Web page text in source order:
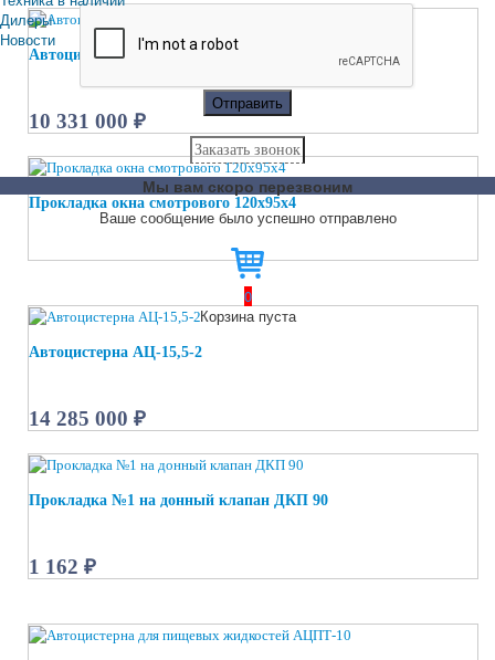
Отправить
Заказать звонок
Мы вам скоро перезвоним
Ваше сообщение было успешно отправлено
0
Корзина пуста
Дилеры
Новости
Автоцистерна АТЗ-9
10 331 000 ₽
Прокладка окна смотрового 120х95х4
Автоцистерна АЦ-15,5-2
14 285 000 ₽
Прокладка №1 на донный клапан ДКП 90
1 162 ₽